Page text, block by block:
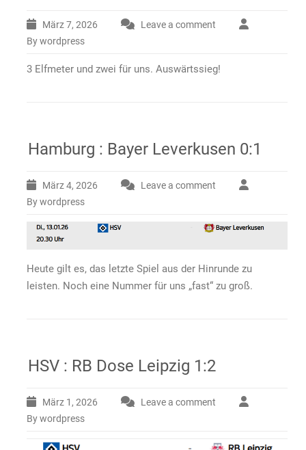
März 7, 2026
Leave a comment
By wordpress
3 Elfmeter und zwei für uns. Auswärtssieg!
Hamburg : Bayer Leverkusen 0:1
März 4, 2026
Leave a comment
By wordpress
Heute gilt es, das letzte Spiel aus der Hinrunde zu
leisten. Noch eine Nummer für uns „fast“ zu groß.
HSV : RB Dose Leipzig 1:2
März 1, 2026
Leave a comment
By wordpress